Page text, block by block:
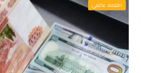
اقتصاد عالمي